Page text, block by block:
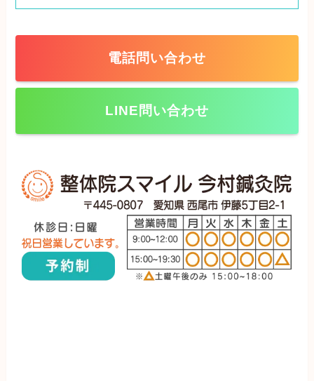
電話問い合わせ
LINE問い合わせ